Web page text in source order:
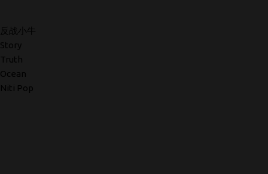
反战小牛
Story
Truth
Ocean
Niti Pop